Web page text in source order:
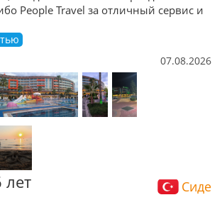
People Travel за отличный сервис и
07.08.2026
лет Сиде